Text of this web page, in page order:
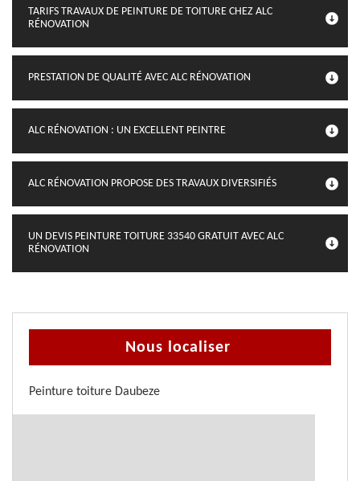
TARIFS TRAVAUX DE PEINTURE DE TOITURE CHEZ ALC
RÉNOVATION
PRESTATION DE QUALITÉ AVEC ALC RÉNOVATION
ALC RÉNOVATION : UN EXCELLENT PEINTRE
ALC RÉNOVATION PROPOSE DES TRAVAUX DIVERSIFIÉS
UN DEVIS PEINTURE TOITURE 33540 GRATUIT AVEC ALC
RÉNOVATION
Nous localiser
Peinture toiture Daubeze